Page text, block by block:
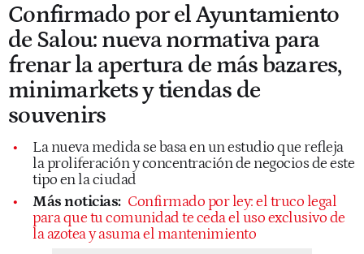
Confirmado por el Ayuntamiento
de Salou: nueva normativa para
frenar la apertura de más bazares,
minimarkets y tiendas de
souvenirs
La nueva medida se basa en un estudio que refleja
la proliferación y concentración de negocios de este
tipo en la ciudad
Más noticias: Confirmado por ley: el truco legal
para que tu comunidad te ceda el uso exclusivo de
la azotea y asuma el mantenimiento